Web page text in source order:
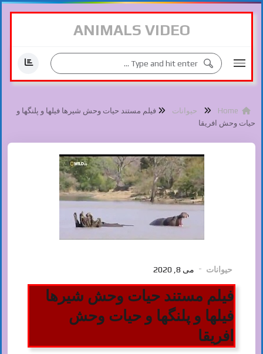
ANIMALS VIDEO
حیوانات
فیلم مستند حیات وحش شیرها فیلها و پلنگها و
حیات وحش افریقا
حیوانات می 8, 2020
فیلم مستند حیات وحش شیرها
فیلها و پلنگها و حیات وحش
افریقا